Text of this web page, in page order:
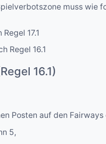
muss wie
17.1
Regel 16.1
16.1)
Posten auf den Fairways
5,